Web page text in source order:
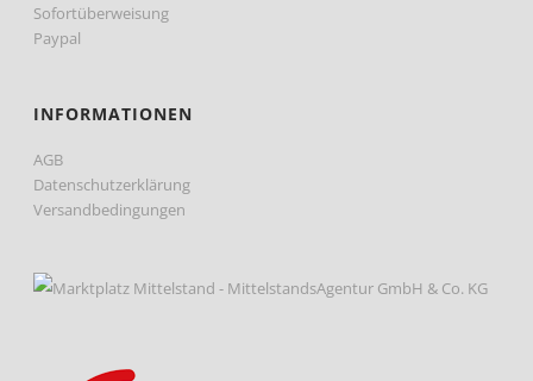
Sofortüberweisung
Paypal
INFORMATIONEN
AGB
Datenschutzerklärung
Versandbedingungen